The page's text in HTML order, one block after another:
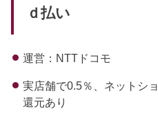
ｄ払い
運営：NTTドコモ
実店舗で0.5％、ネットシ
還元あり